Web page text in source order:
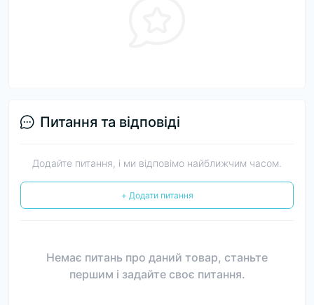
Питання та відповіді
Додайте питання, і ми відповімо найближчим часом.
+ Додати питання
Немає питань про даний товар, станьте
першим і задайте своє питання.